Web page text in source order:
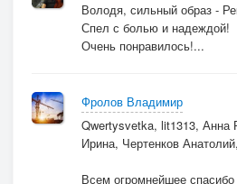
Свидетельство о
Володя, сильный образ -
Спел с болью и надеждой!
Очень понравилось!...
Фролов Владимир
Qwertysvetka, lit1313,
Ирина, Чертенков Анатолий,
Всем огромнейшее